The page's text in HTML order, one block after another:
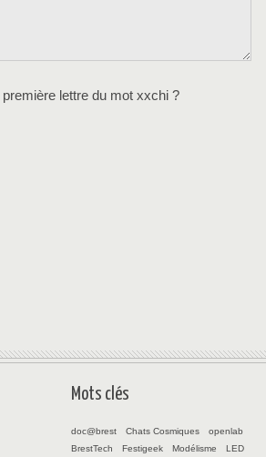
première lettre du mot xxchi ?
Mots clés
doc@brest Chats Cosmiques
openlab
BrestTech
Festigeek Modélisme
LED